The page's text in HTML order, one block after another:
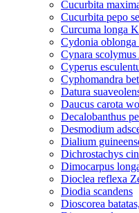
Cucurbita
Cucurbita pepo
Curcuma longa
Cydonia oblonga
Cynara
Cyperus
Cyphomandra
Datura
Daucus carota
Decalobanthus
Desmodium
Dialium
Dichrostachys
Dimocarpus
Dioclea reflexa
Diodia scandens
Dioscorea